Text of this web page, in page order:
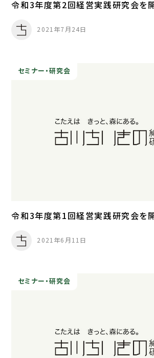
令和3年度第2回経営実践研究会を
2021年7月24日
セミナー・研究会
令和3年度第1回経営実践研究会を
2021年6月11日
セミナー・研究会